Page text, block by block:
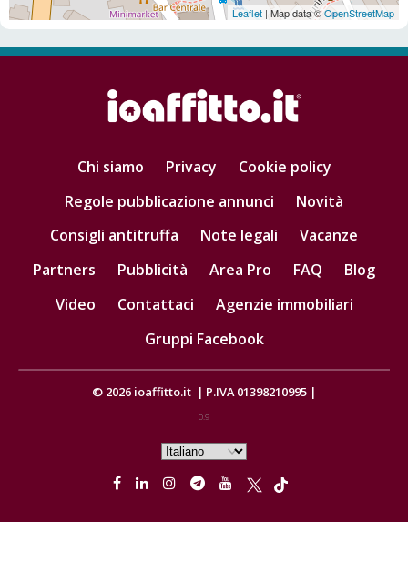
Leaflet | Map data ©OpenStreetMap
Chi siamo Privacy
Cookie policy
Regole pubblicazione annunci
Novità
Consigli antitruffa
Note legali
Vacanze
Partners
Pubblicità Area Pro FAQ
Blog
Video
Contattaci
Agenzie immobiliari
Gruppi Facebook
© 2026 ioaffitto.it | P.IVA 01398210995 |
0.9